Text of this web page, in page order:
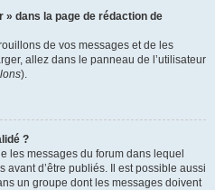
» dans la page de rédaction de
de vos messages et de les
allez dans le panneau de l’utilisateur
).
?
les messages du forum dans lequel
avant d’être publiés. Il est possible aussi
un groupe dont les messages doivent